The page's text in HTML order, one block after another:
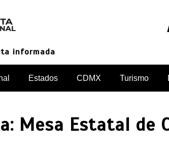
informada
Estados CDMX Turismo
Mesa Estatal de